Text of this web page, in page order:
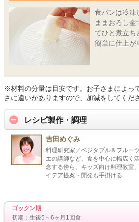
食パンは冷凍
ままおろし
てひと煮立ち
簡単に仕上が
※材料の分量は目安です。お子さまによっ
さに違いがありますので、加減をしてくだ
レシピ製作・調理
吉田めぐみ
料理研究家／ベジタブル＆フルー
エの講師など、食を中心に幅広く
念する傍ら、キッズ向け料理教室
イデア提案・開発も手掛ける
ゴックン期
初期：生後5～6ヶ月1回食